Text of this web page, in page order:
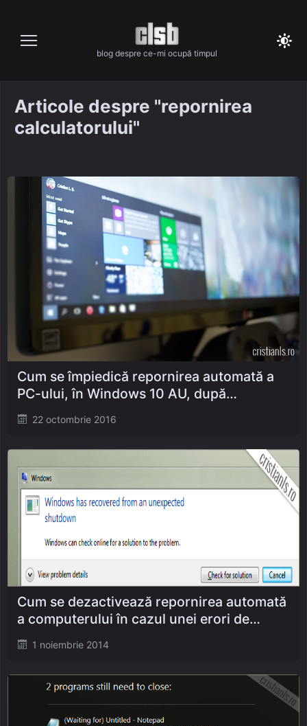
content
blog despre ce-mi ocupă timpul
Articole despre "repornirea
calculatorului"
Posted
22 octombrie 2016
Cum se împiedică repornirea automată a
PC-ului, în Windows 10 AU, după
instalarea actualizărilor
Posted
1 noiembrie 2014
Cum se dezactivează repornirea automată
a computerului în cazul unei erori de
sistem